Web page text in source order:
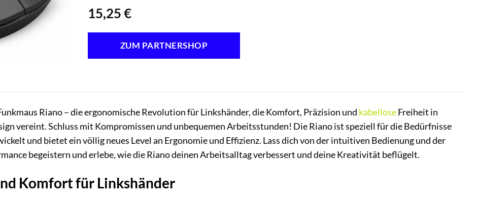
15,25€
ZUM PARTNERSHOP
Riano – die ergonomische Revolution für Linkshänder, die Komfort, Präzision und kabelloseFreiheit in
vereint. Schluss mit Kompromissen und unbequemen Arbeitsstunden! Die Riano ist speziell für die Bedürfnisse
und bietet ein völlig neues Level an Ergonomie und Effizienz. Lass dich von der intuitiven Bedienung und der
begeistern und erlebe, wie die Riano deinen Arbeitsalltag verbessert und deine Kreativität beflügelt.
Komfort für Linkshänder